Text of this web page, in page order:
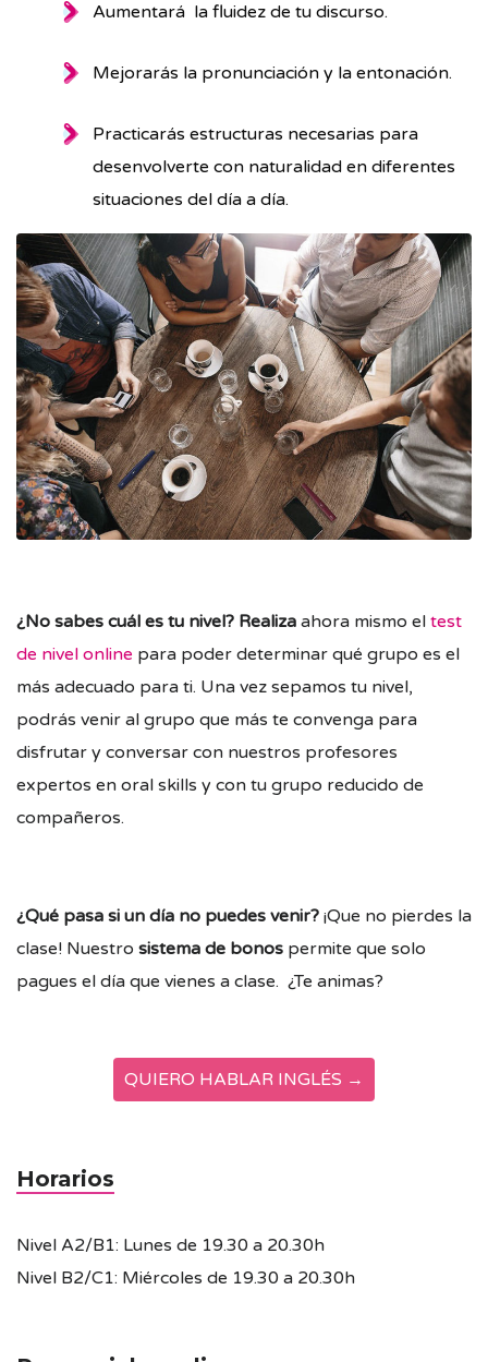
Aumentará la fluidez de tu discurso.
Mejorarás la pronunciación y la entonación.
Practicarás estructuras necesarias para
desenvolverte con naturalidad en diferentes
situaciones del día a día.
¿No sabes cuál es tu nivel? Realiza ahora mismo el test
de nivel online para poder determinar qué grupo es el
más adecuado para ti. Una vez sepamos tu nivel,
podrás venir al grupo que más te convenga para
disfrutar y conversar con nuestros profesores
expertos en oral skills y con tu grupo reducido de
compañeros.
¿Qué pasa si un día no puedes venir? ¡Que no pierdes la
clase! Nuestro sistema de bonos permite que solo
pagues el día que vienes a clase. ¿Te animas?
QUIERO HABLAR INGLÉS →
Horarios
Nivel A2/B1: Lunes de 19.30 a 20.30h
Nivel B2/C1: Miércoles de 19.30 a 20.30h